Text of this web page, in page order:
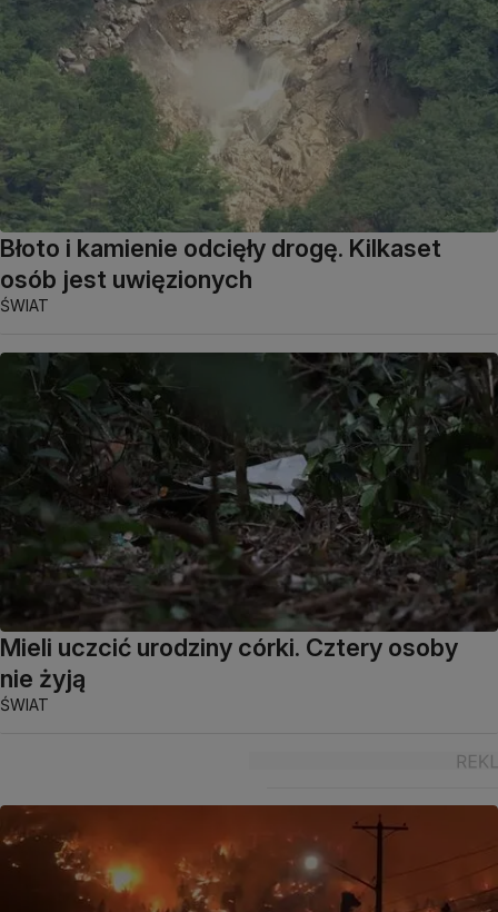
Błoto i kamienie odcięły drogę. Kilkaset
osób jest uwięzionych
ŚWIAT
Mieli uczcić urodziny córki. Cztery osoby
nie żyją
ŚWIAT